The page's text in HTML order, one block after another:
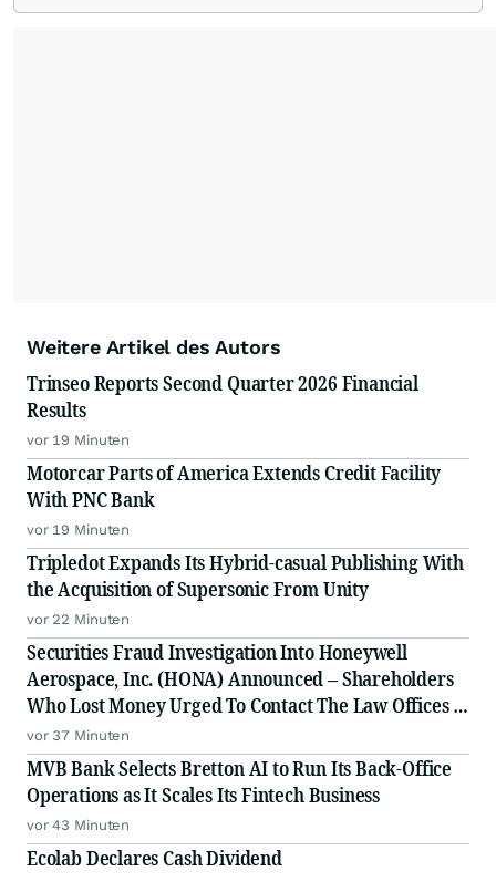
Weitere Artikel des Autors
Trinseo Reports Second Quarter 2026 Financial
Results
vor 19 Minuten
Motorcar Parts of America Extends Credit Facility
With PNC Bank
vor 19 Minuten
Tripledot Expands Its Hybrid-casual Publishing With
the Acquisition of Supersonic From Unity
vor 22 Minuten
Securities Fraud Investigation Into Honeywell
Aerospace, Inc. (HONA) Announced – Shareholders
Who Lost Money Urged To Contact The Law Offices of
Frank R. Cruz
vor 37 Minuten
MVB Bank Selects Bretton AI to Run Its Back-Office
Operations as It Scales Its Fintech Business
vor 43 Minuten
Ecolab Declares Cash Dividend